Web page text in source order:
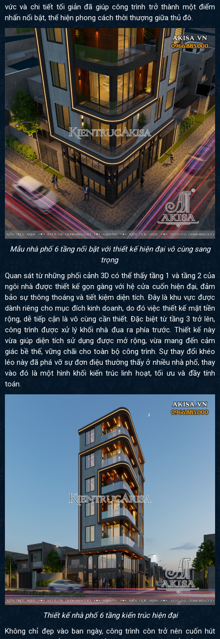
vức và chi tiết tối giản đã giúp công trình trở thành một điểm
nhấn nổi bật, thể hiện phong cách thời thượng giữa thủ đô.
Mẫu nhà phố 6 tầng nổi bật với thiết kế hiện đại vô cùng sang
trọng
Quan sát từ những phối cảnh 3D có thể thấy tầng 1 và tầng 2 của
ngôi nhà được thiết kế gọn gàng với hệ cửa cuốn hiện đại, đảm
bảo sự thông thoáng và tiết kiệm diện tích. Đây là khu vực được
dành riêng cho mục đích kinh doanh, do đó việc thiết kế mặt tiền
rộng, dễ tiếp cận là vô cùng cần thiết. Đặc biệt từ tầng 3 trở lên,
công trình được xử lý khối nhà đua ra phía trước. Thiết kế này
vừa giúp diện tích sử dụng được mở rộng, vừa mang đến cảm
giác bề thế, vững chãi cho toàn bộ công trình. Sự thay đổi khéo
léo này đã phá vỡ sự đơn điệu thường thấy ở nhiều nhà phố, thay
vào đó là một hình khối kiến trúc linh hoạt, tối ưu và đầy tính
toán.
Thiết kế nhà phố 6 tầng kiến trúc hiện đại
Không chỉ đẹp vào ban ngày, công trình còn trở nên cuốn hút